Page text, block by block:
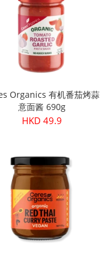
Organics 有机番茄烤蒜
意面酱 690g
HKD 49.9